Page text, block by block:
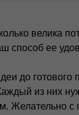
велика
способ ее
до готового
из них
Желательно с